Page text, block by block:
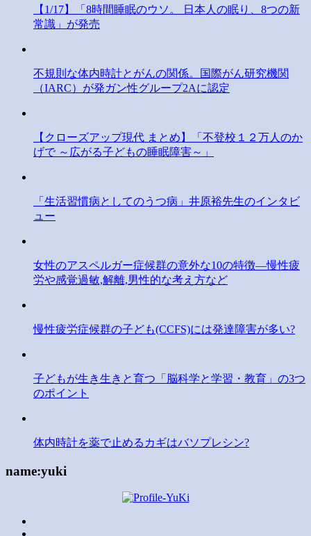
【1/17】「8時間睡眠のウソ。 日本人の眠り、8つの新
常識」が発売
不規則な体内時計とがんの関係。国際がん研究機関
（IARC）が発ガン性グループ2Aに認定
【クローズアップ現代 まとめ】「不登校１２万人のか
げで ～広がる子どもの睡眠障害～」
「生活習慣病としてのうつ病」井原裕先生のインタビ
ュー
女性のアスペルガー症候群の意外な10の特徴―慢性疲
労や感覚過敏,解離,男性的な考え方など
慢性疲労症候群の子ども(CCFS)には発達障害が多い?
子どもが生き生きと育つ「脳科学と学習・教育」の3つ
のポイント
体内時計を薬で止めるカギはバソプレシン?
name:yuki